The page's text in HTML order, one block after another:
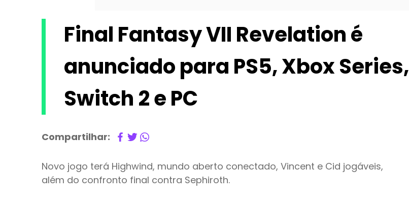
Final Fantasy VII Revelation é
anunciado para PS5, Xbox Series,
Switch 2 e PC
Compartilhar:
Novo jogo terá Highwind, mundo aberto conectado, Vincent e Cid jogáveis,
além do confronto final contra Sephiroth.